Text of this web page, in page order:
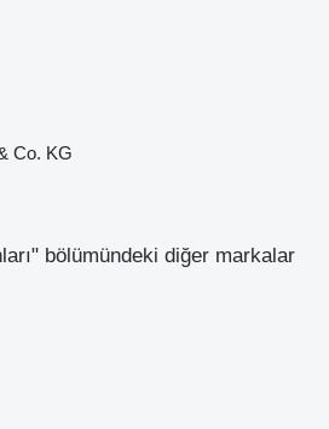
Co. KG
bölümündeki diğer markalar